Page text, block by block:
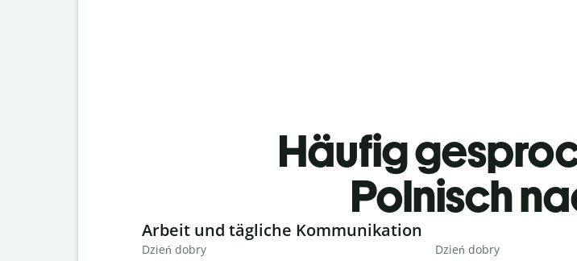
Häufig
Polnisch
Slide 1 of 6
Arbeit und tägliche Kommunikation
Dzień dobry
Dzień dobry